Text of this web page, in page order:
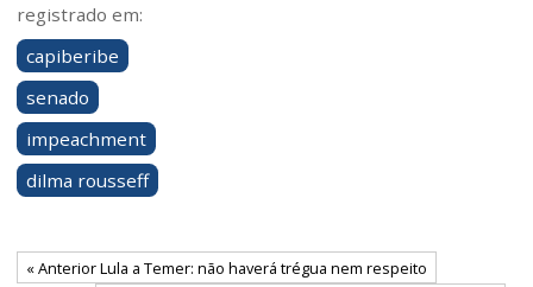
registrado em:
capiberibe
senado
impeachment
dilma rousseff
« Anterior Lula a Temer: não haverá trégua nem respeito